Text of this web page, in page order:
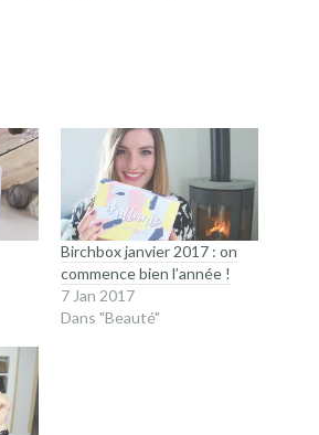
Birchbox janvier 2017 : on
commence bien l’année !
7 Jan 2017
Dans "Beauté"